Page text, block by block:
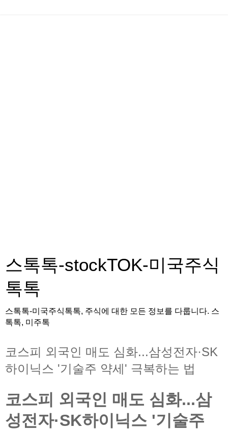
스톡톡-stockTOK-미국주식
톡톡
스톡톡-미국주식톡톡, 주식에 대한 모든 정보를 다룹니다. 스
톡톡, 미주톡
코스피 외국인 매도 심화...삼성전자·SK
하이닉스 '기술주 약세' 극복하는 법
코스피 외국인 매도 심화...삼
성전자·SK하이닉스 '기술주